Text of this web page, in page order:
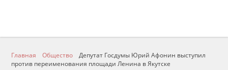
Главная Общество
Депутат Госдумы Юрий Афонин выступил
против переименования площади Ленина в Якутске